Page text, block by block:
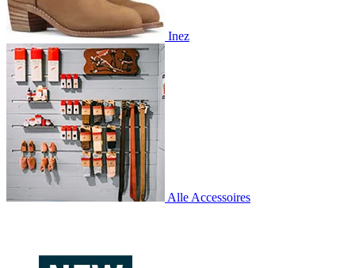
Inez
Alle Accessoires